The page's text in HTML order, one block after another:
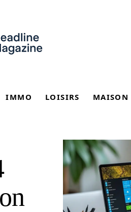
IMMO LOISIRS MAISON